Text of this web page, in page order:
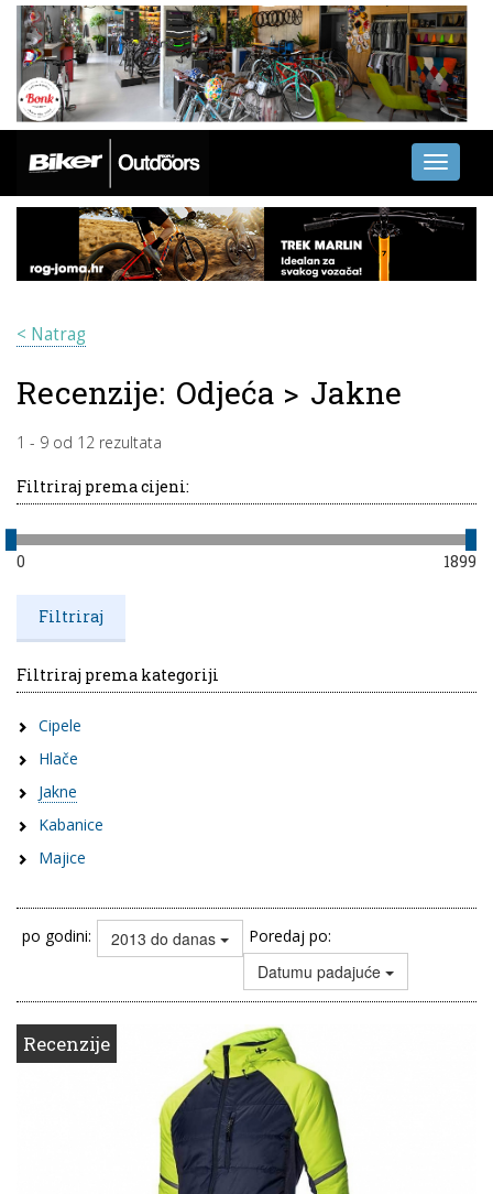
Toggle
< Natrag
Recenzije: Odjeća > Jakne
1 - 9 od 12 rezultata
Filtriraj prema cijeni:
0 1899
Filtriraj prema kategoriji
Cipele
Hlače
Jakne
Kabanice
Majice
po godini: 2013 do danas Poredaj po:
Datumu padajuće
Recenzije